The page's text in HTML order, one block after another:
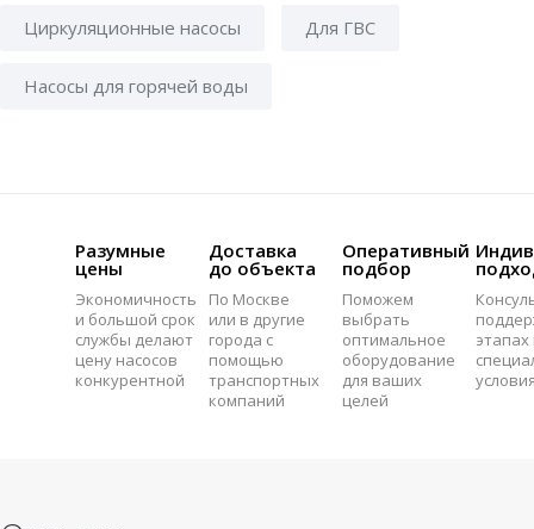
Циркуляционные насосы Для ГВС
Насосы для горячей воды
Разумные
цены
Экономичность
и большой срок
службы делают
цену насосов
конкурентной
Доставка
до объекта
По Москве
или в другие
города с
помощью
транспортных
компаний
Оперативный
подбор
Поможем
выбрать
оптимальное
оборудование
для ваших
целей
этапах